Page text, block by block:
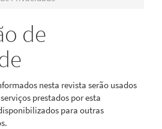
de
nesta revista serão usados
prestados por esta
para outras